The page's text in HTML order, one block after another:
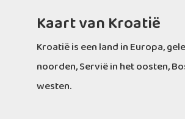
Kaart van Kroatië
Kroatië is een land in Europa,
noorden, Servië in het oosten,
westen.